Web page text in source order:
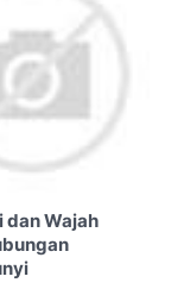
dan Wajah